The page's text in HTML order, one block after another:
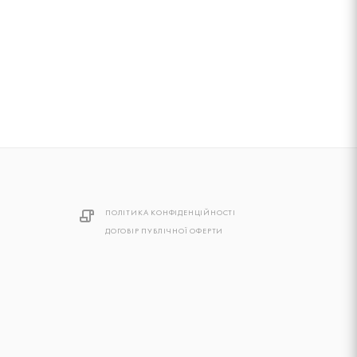
ПОЛІТИКА КОНФІДЕНЦІЙНОСТІ
ДОГОВІР ПУБЛІЧНОЇ ОФЕРТИ